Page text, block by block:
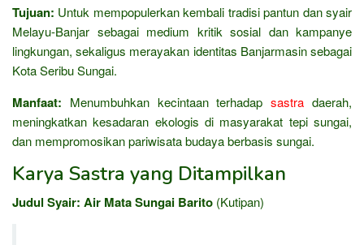
Tujuan: Untuk mempopulerkan kembali tradisi pantun dan syair
Melayu-Banjar sebagai medium kritik sosial dan kampanye
lingkungan, sekaligus merayakan identitas Banjarmasin sebagai
Kota Seribu Sungai.
Manfaat: Menumbuhkan kecintaan terhadapsastra daerah,
meningkatkan kesadaran ekologis di masyarakat tepi sungai,
dan mempromosikan pariwisata budaya berbasis sungai.
Karya Sastra yang Ditampilkan
Judul Syair: Air Mata Sungai Barito (Kutipan)